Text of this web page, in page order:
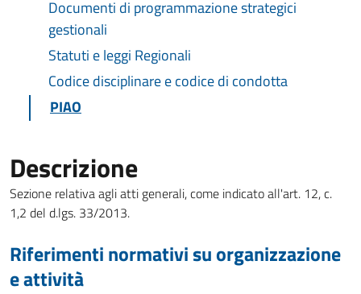
Documenti di programmazione strategici
gestionali
Statuti e leggi Regionali
Codice disciplinare e codice di condotta
PIAO
Descrizione
Sezione relativa agli atti generali, come indicato all'art. 12, c.
1,2 del d.lgs. 33/2013.
Riferimenti normativi su organizzazione
e attività